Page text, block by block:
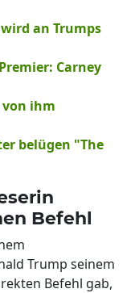
an Trumps
Carney
ihm
belügen "The
Befehl
Trump seinem
Befehl gab,